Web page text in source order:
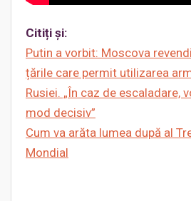
Citiți și:
Putin a vorbit: Moscova
țările care permit utilizarea
Rusiei. „În caz de escaladare,
mod decisiv”
Cum va arăta lumea după al
Mondial